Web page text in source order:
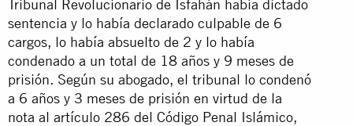
Tribunal Revolucionario de Isfahán había dictado
sentencia y lo había declarado culpable de 6
cargos, lo había absuelto de 2 y lo había
condenado a un total de 18 años y 9 meses de
prisión. Según su abogado, el tribunal lo condenó
a 6 años y 3 meses de prisión en virtud de la
nota al artículo 286 del Código Penal Islámico,